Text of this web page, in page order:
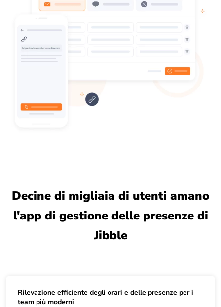
Decine di migliaia di utenti amano
l'app di gestione delle presenze di
Jibble
Rilevazione efficiente degli orari e delle presenze per i
team più moderni